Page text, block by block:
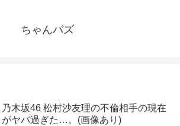
ちゃんバズ
乃木坂46 松村沙友理の不倫相手の現在
がヤバ過ぎた…。(画像あり)